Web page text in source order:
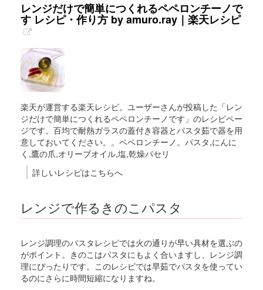
レンジだけで簡単につくれるペペロンチーノで
す レシピ・作り方 by amuro.ray｜楽天レシピ
楽天が運営する楽天レシピ。ユーザーさんが投稿した「レン
ジだけで簡単につくれるペペロンチーノです」のレシピペー
ジです。百均で耐熱ガラスの蓋付き容器とパスタ茹で器を用
意しておいてください。。ペペロンチーノ。パスタ,にんに
く,鷹の爪,オリーブオイル,塩,乾燥パセリ
詳しいレシピはこちらへ
レンジで作るきのこパスタ
レンジ調理のパスタレシピでは火の通りが早い具材を選ぶの
がポイント。きのこはパスタにもよく合いますし、レンジ調
理にぴったりです。このレシピでは早茹でパスタを使ってい
るのにさらに時間短縮になりますね。